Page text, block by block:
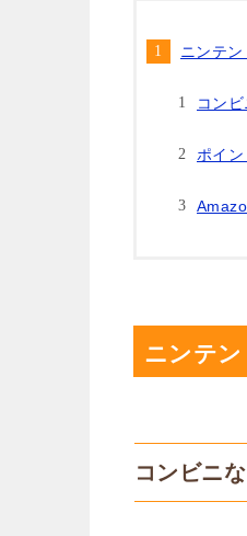
ニンテ
コン
ポイ
ニンテ
コンビニ